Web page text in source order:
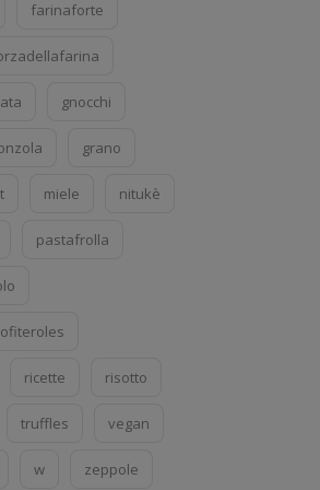
farinaforte
gnocchi
grano
miele nitukè
pastafrolla
ricette risotto
truffles vegan
w zeppole